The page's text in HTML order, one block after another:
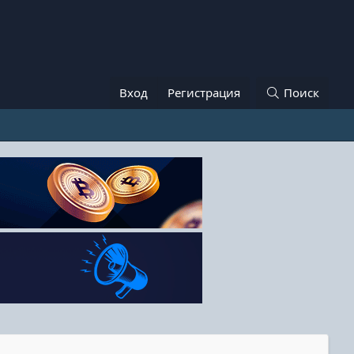
Вход Регистрация Поиск